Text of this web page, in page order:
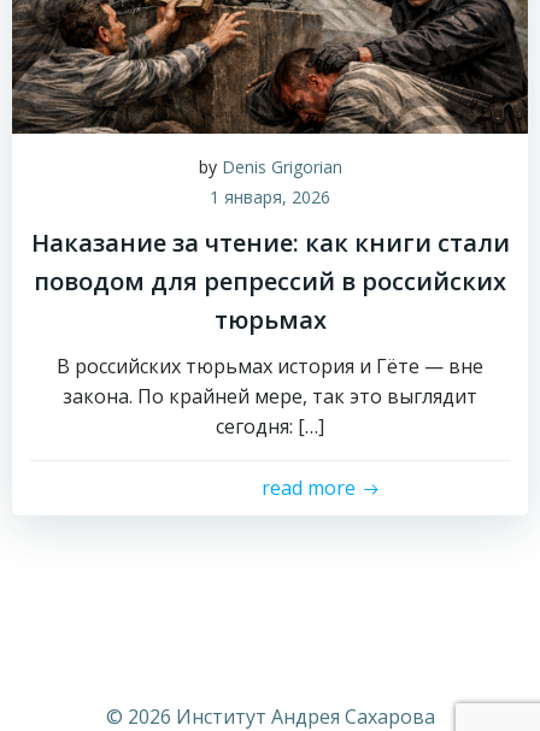
by Denis Grigorian
1 января, 2026
Наказание за чтение: как книги стали
поводом для репрессий в российских
тюрьмах
В российских тюрьмах история и Гёте — вне
закона. По крайней мере, так это выглядит
сегодня: […]
read more
© 2026 Институт Андрея Сахарова